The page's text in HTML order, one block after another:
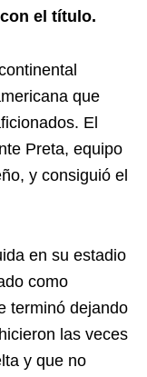
el título.
que
El
Preta, equipo
y consiguió el
en su estadio
como
terminó dejando
las veces
y que no